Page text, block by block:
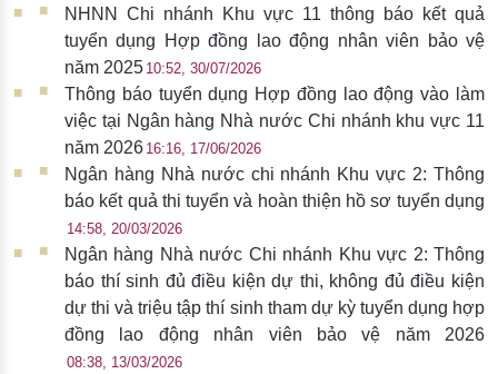
NHNN Chi nhánh Khu vực 11 thông báo kết quả
tuyển dụng Hợp đồng lao động nhân viên bảo vệ
năm 2025 10:52, 30/07/2026
Thông báo tuyển dụng Hợp đồng lao động vào làm
việc tại Ngân hàng Nhà nước Chi nhánh khu vực 11
năm 2026 16:16, 17/06/2026
Ngân hàng Nhà nước chi nhánh Khu vực 2: Thông
báo kết quả thi tuyển và hoàn thiện hồ sơ tuyển dụng
14:58, 20/03/2026
Ngân hàng Nhà nước Chi nhánh Khu vực 2: Thông
báo thí sinh đủ điều kiện dự thi, không đủ điều kiện
dự thi và triệu tập thí sinh tham dự kỳ tuyển dụng hợp
đồng lao động nhân viên bảo vệ năm 2026
08:38, 13/03/2026